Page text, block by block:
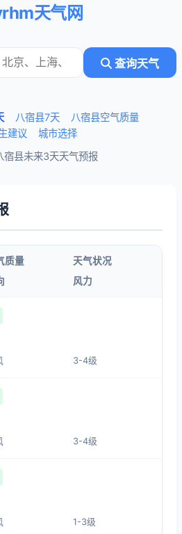
天气网
查询天气
八宿县7天
八宿县空气质量
建议
城市选择
宿县未来3天天气预报
质量
天气状况
风力
3-4级
3-4级
1-3级